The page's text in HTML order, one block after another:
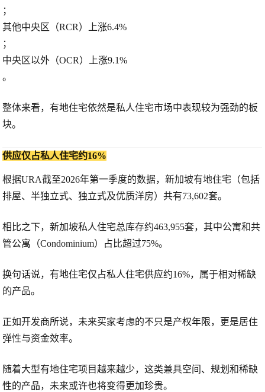
；
其他中央区（RCR） 上涨6.4%
；
中央区以外（OCR） 上涨9.1%
。
整体来看，有地住宅依然是私人住宅市场中表现较为强劲的板
块。
供应仅占私人住宅约16%
根据URA截至2026年第一季度的数据，新加坡有地住宅（包括
排屋、半独立式、独立式及优质洋房）共有73,602套。
相比之下，新加坡私人住宅总库存约463,955套，其中公寓和共
管公寓（Condominium）占比超过75%。
换句话说，有地住宅仅占私人住宅供应约16%，属于相对稀缺
的产品。
正如开发商所说，未来买家考虑的不只是产权年限，更是居住
弹性与资金效率。
随着大型有地住宅项目越来越少，这类兼具空间、规划和稀缺
性的产品，未来或许也将变得更加珍贵。